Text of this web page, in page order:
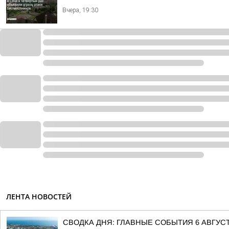
Вчера, 19:30
ЛЕНТА НОВОСТЕЙ
СВОДКА ДНЯ: ГЛАВНЫЕ СОБЫТИЯ 6